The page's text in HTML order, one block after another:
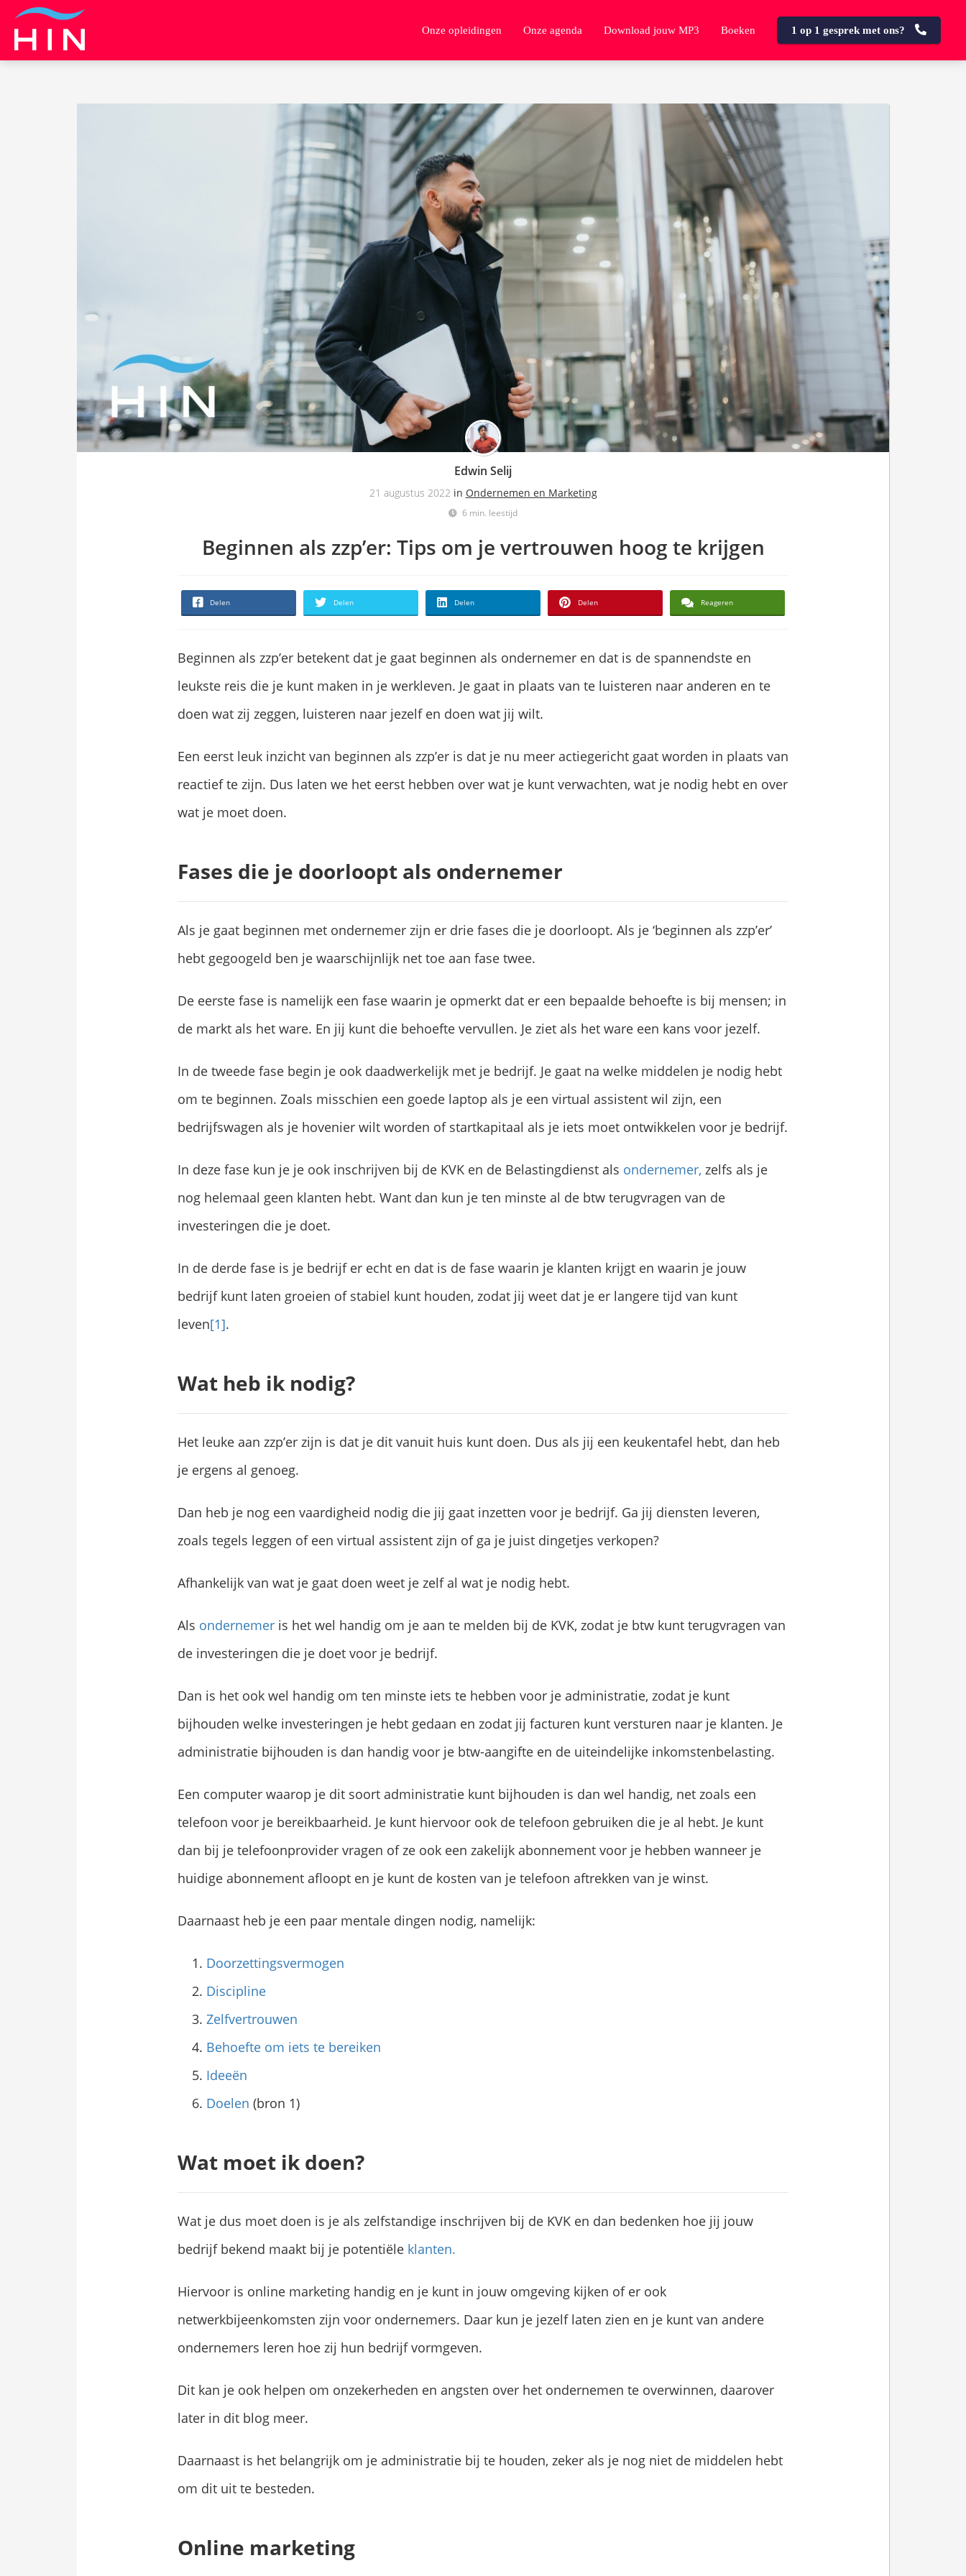
Onze opleidingen Onze agenda Download jouw MP3 Boeken 1 op 1 gesprek met ons?
Edwin Selij
21 augustus 2022 in Ondernemen en Marketing
6 min. leestijd
Beginnen als zzp’er: Tips om je vertrouwen hoog te krijgen
Delen Delen Delen Delen Reageren
Beginnen als zzp’er betekent dat je gaat beginnen als ondernemer en dat is de spannendste en
leukste reis die je kunt maken in je werkleven. Je gaat in plaats van te luisteren naar anderen en te
doen wat zij zeggen, luisteren naar jezelf en doen wat jij wilt.
Een eerst leuk inzicht van beginnen als zzp’er is dat je nu meer actiegericht gaat worden in plaats van
reactief te zijn. Dus laten we het eerst hebben over wat je kunt verwachten, wat je nodig hebt en over
wat je moet doen.
Fases die je doorloopt als ondernemer
Als je gaat beginnen met ondernemer zijn er drie fases die je doorloopt. Als je ‘beginnen als zzp’er’
hebt gegoogeld ben je waarschijnlijk net toe aan fase twee.
De eerste fase is namelijk een fase waarin je opmerkt dat er een bepaalde behoefte is bij mensen; in
de markt als het ware. En jij kunt die behoefte vervullen. Je ziet als het ware een kans voor jezelf.
In de tweede fase begin je ook daadwerkelijk met je bedrijf. Je gaat na welke middelen je nodig hebt
om te beginnen. Zoals misschien een goede laptop als je een virtual assistent wil zijn, een
bedrijfswagen als je hovenier wilt worden of startkapitaal als je iets moet ontwikkelen voor je bedrijf.
In deze fase kun je je ook inschrijven bij de KVK en de Belastingdienst als ondernemer, zelfs als je
nog helemaal geen klanten hebt. Want dan kun je ten minste al de btw terugvragen van de
investeringen die je doet.
In de derde fase is je bedrijf er echt en dat is de fase waarin je klanten krijgt en waarin je jouw
bedrijf kunt laten groeien of stabiel kunt houden, zodat jij weet dat je er langere tijd van kunt
leven[1].
Wat heb ik nodig?
Het leuke aan zzp’er zijn is dat je dit vanuit huis kunt doen. Dus als jij een keukentafel hebt, dan heb
je ergens al genoeg.
Dan heb je nog een vaardigheid nodig die jij gaat inzetten voor je bedrijf. Ga jij diensten leveren,
zoals tegels leggen of een virtual assistent zijn of ga je juist dingetjes verkopen?
Afhankelijk van wat je gaat doen weet je zelf al wat je nodig hebt.
Als ondernemer is het wel handig om je aan te melden bij de KVK, zodat je btw kunt terugvragen van
de investeringen die je doet voor je bedrijf.
Dan is het ook wel handig om ten minste iets te hebben voor je administratie, zodat je kunt
bijhouden welke investeringen je hebt gedaan en zodat jij facturen kunt versturen naar je klanten. Je
administratie bijhouden is dan handig voor je btw-aangifte en de uiteindelijke inkomstenbelasting.
Een computer waarop je dit soort administratie kunt bijhouden is dan wel handig, net zoals een
telefoon voor je bereikbaarheid. Je kunt hiervoor ook de telefoon gebruiken die je al hebt. Je kunt
dan bij je telefoonprovider vragen of ze ook een zakelijk abonnement voor je hebben wanneer je
huidige abonnement afloopt en je kunt de kosten van je telefoon aftrekken van je winst.
Daarnaast heb je een paar mentale dingen nodig, namelijk:
Doorzettingsvermogen
Discipline
Zelfvertrouwen
Behoefte om iets te bereiken
Ideeën
Doelen (bron 1)
Wat moet ik doen?
Wat je dus moet doen is je als zelfstandige inschrijven bij de KVK en dan bedenken hoe jij jouw
bedrijf bekend maakt bij je potentiële klanten.
Hiervoor is online marketing handig en je kunt in jouw omgeving kijken of er ook
netwerkbijeenkomsten zijn voor ondernemers. Daar kun je jezelf laten zien en je kunt van andere
ondernemers leren hoe zij hun bedrijf vormgeven.
Dit kan je ook helpen om onzekerheden en angsten over het ondernemen te overwinnen, daarover
later in dit blog meer.
Daarnaast is het belangrijk om je administratie bij te houden, zeker als je nog niet de middelen hebt
om dit uit te besteden.
Online marketing